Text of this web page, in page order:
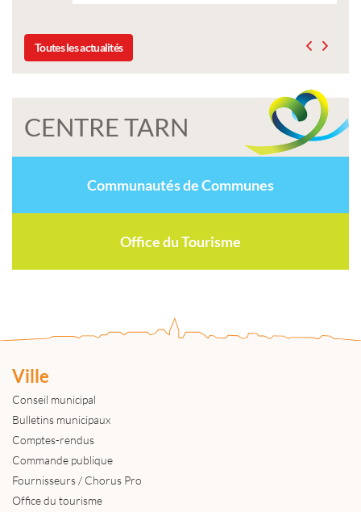
Toutes les actualités
CENTRE TARN
Communautés de Communes
Office du Tourisme
Ville
Conseil municipal
Bulletins municipaux
Comptes-rendus
Commande publique
Fournisseurs / Chorus Pro
Office du tourisme